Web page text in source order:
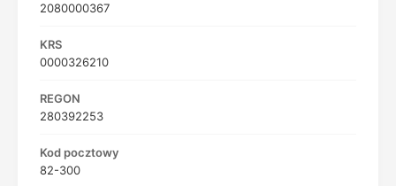
2080000367
KRS
0000326210
REGON
280392253
Kod pocztowy
82-300